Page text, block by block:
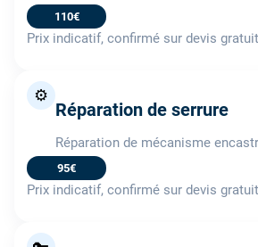
110€
Prix indicatif, confirmé sur devis gratuit
⚙️
Réparation de serrure
Réparation de mécanisme
95€
Prix indicatif, confirmé sur devis gratuit